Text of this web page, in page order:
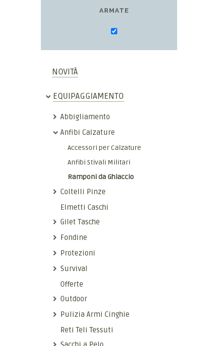
ARMATE
NOVITÀ
EQUIPAGGIAMENTO
Abbigliamento
Anfibi Calzature
Accessori per Calzature
Anfibi Stivali Militari
Ramponi da Ghiaccio
Coltelli Pinze
Elmetti Caschi
Gilet Tasche
Fondine
Protezioni
Survival
Offerte
Outdoor
Pulizia Armi Cinghie
Reti Teli Tessuti